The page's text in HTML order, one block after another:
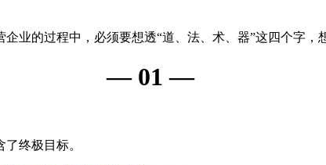
业的过程中，必须要想透“道、法、术、器”这四个字，
— 01 —
终极目标。